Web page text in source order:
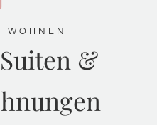
WOHNEN
&